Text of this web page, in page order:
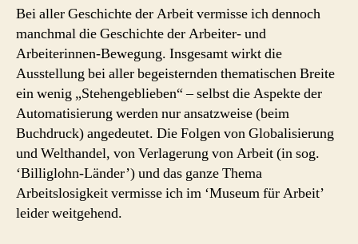
Bei aller Geschichte der Arbeit vermisse ich dennoch
manchmal die Geschichte der Arbeiter- und
Arbeiterinnen-Bewegung. Insgesamt wirkt die
Ausstellung bei aller begeisternden thematischen Breite
ein wenig „Stehengeblieben“ – selbst die Aspekte der
Automatisierung werden nur ansatzweise (beim
Buchdruck) angedeutet. Die Folgen von Globalisierung
und Welthandel, von Verlagerung von Arbeit (in sog.
‘Billiglohn-Länder’) und das ganze Thema
Arbeitslosigkeit vermisse ich im ‘Museum für Arbeit’
leider weitgehend.